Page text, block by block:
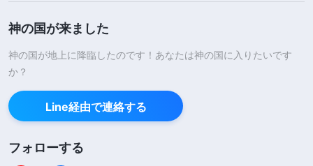
神の国が来ました
神の国が地上に降臨したのです！あなたは神の国に入りたいです
か？
Line経由で連絡する
フォローする